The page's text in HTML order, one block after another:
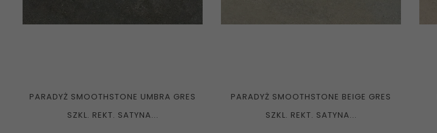
PARADYŻ SMOOTHSTONE UMBRA GRES
SZKL. REKT. SATYNA...
PARADYŻ SMOOTHSTONE BEIGE GRES
SZKL. REKT. SATYNA...